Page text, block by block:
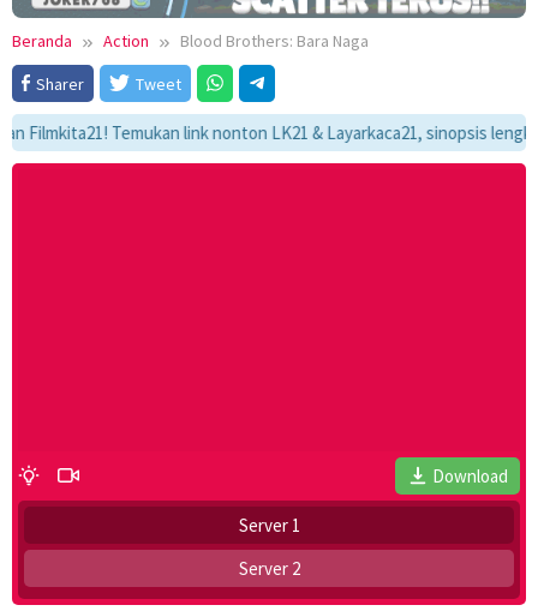
Beranda Action
Blood Brothers: Bara Naga
Sharer
Tweet
Temukan link nonton LK21 & Layarkaca21, sinopsis
Download
Server 1
Server 2